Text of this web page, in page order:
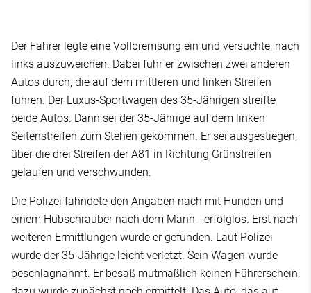
Der Fahrer legte eine Vollbremsung ein und versuchte, nach
links auszuweichen. Dabei fuhr er zwischen zwei anderen
Autos durch, die auf dem mittleren und linken Streifen
fuhren. Der Luxus-Sportwagen des 35-Jährigen streifte
beide Autos. Dann sei der 35-Jährige auf dem linken
Seitenstreifen zum Stehen gekommen. Er sei ausgestiegen,
über die drei Streifen der A81 in Richtung Grünstreifen
gelaufen und verschwunden.
Die Polizei fahndete den Angaben nach mit Hunden und
einem Hubschrauber nach dem Mann - erfolglos. Erst nach
weiteren Ermittlungen wurde er gefunden. Laut Polizei
wurde der 35-Jährige leicht verletzt. Sein Wagen wurde
beschlagnahmt. Er besaß mutmaßlich keinen Führerschein,